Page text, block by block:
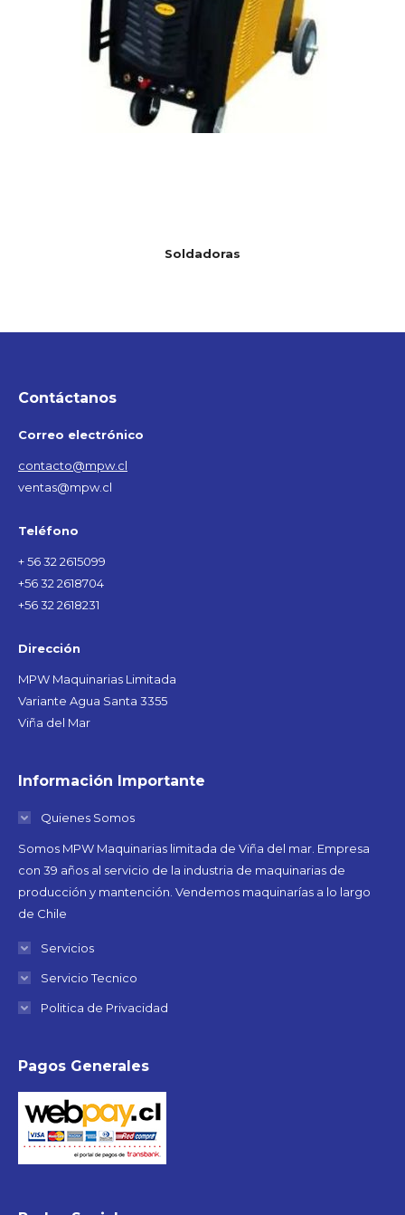
Soldadoras
Contáctanos
Correo electrónico
contacto@mpw.cl
ventas@mpw.cl
Teléfono
+ 56 32 2615099
+56 32 2618704
+56 32 2618231
Dirección
MPW Maquinarias Limitada
Variante Agua Santa 3355
Viña del Mar
Información Importante
Quienes Somos
Somos MPW Maquinarias limitada de Viña del mar. Empresa
con 39 años al servicio de la industria de maquinarias de
producción y mantención. Vendemos maquinarías a lo largo
de Chile
Servicios
Servicio Tecnico
Politica de Privacidad
Pagos Generales